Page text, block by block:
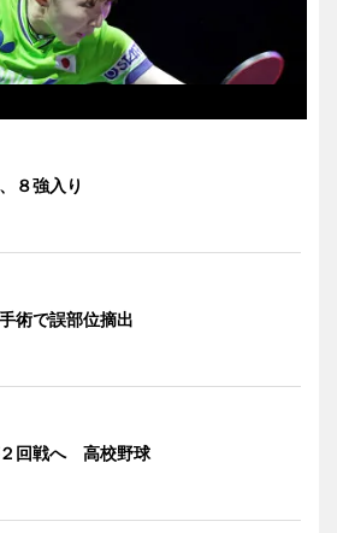
８強入り
術で誤部位摘出
回戦へ 高校野球